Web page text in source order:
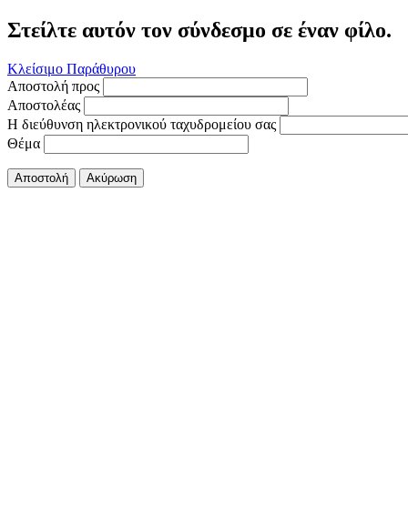
Στείλτε αυτόν τον σύνδεσμο σε έναν φίλο.
Κλείσιμο Παράθυρου
Αποστολή προς
Αποστολέας
Η διεύθυνση ηλεκτρονικού ταχυδρομείου σας
Θέμα
Αποστολή Ακύρωση